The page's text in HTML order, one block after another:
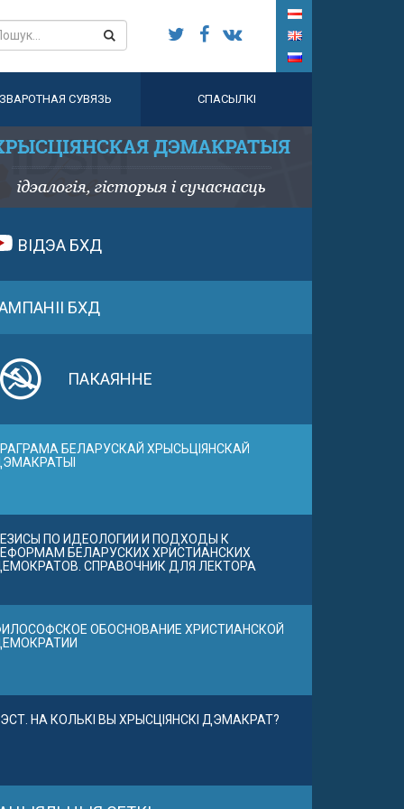
ЗВАРОТНАЯ СУВЯЗЬ СПАСЫЛКІ
ВІДЭА БХД
БХД
ПАКАЯННЕ
БЕЛАРУСКАЙ ХРЫСЬЦІЯНСКАЙ
ПО ИДЕОЛОГИИ И ПОДХОДЫ К
БЕЛАРУСКИХ ХРИСТИАНСКИХ
СПРАВОЧНИК ДЛЯ ЛЕКТОРА
ОБОСНОВАНИЕ ХРИСТИАНСКОЙ
НА КОЛЬКІ ВЫ ХРЫСЦІЯНСКІ ДЭМАКРАТ?